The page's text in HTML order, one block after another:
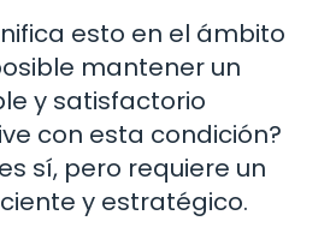
esto en el ámbito
mantener un
y satisfactorio
con esta condición?
sí, pero requiere un
y estratégico.